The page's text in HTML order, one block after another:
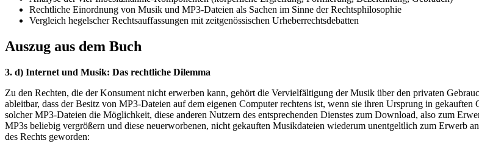
Rechtliche Einordnung von Musik und MP3-Dateien als Sachen im Sinne der Rechtsphilosophie
Vergleich hegelscher Rechtsauffassungen mit zeitgenössischen Urheberrechtsdebatten
Auszug aus dem Buch
3. d) Internet und Musik: Das rechtliche Dilemma
Zu den Rechten, die der Konsument nicht erwerben kann, gehört die Vervielfältigung der Musik über den privaten
ableitbar, dass der Besitz von MP3-Dateien auf dem eigenen Computer rechtens ist, wenn sie ihren Ursprung in
solcher MP3-Dateien die Möglichkeit, diese anderen Nutzern des entsprechenden Dienstes zum Download, also zum
MP3s beliebig vergrößern und diese neuerworbenen, nicht gekauften Musikdateien wiederum unentgeltlich zum Erwerb
des Rechts geworden: